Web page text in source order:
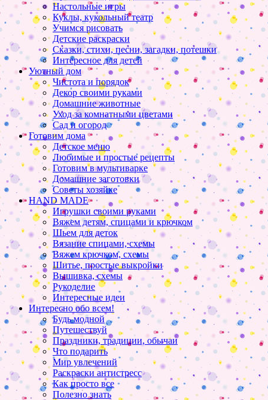
Настольные игры
Куклы, кукольный театр
Учимся рисовать
Детские раскраски
Сказки, стихи, песни, загадки, потешки
Интересное для детей
Уютный дом
Чистота и порядок
Декор своими руками
Домашние животные
Уход за комнатными цветами
Сад и огород
Готовим дома
Детское меню
Любимые и простые рецепты
Готовим в мультиварке
Домашние заготовки
Советы хозяйке
HAND MADE
Игрушки своими руками
Вяжем детям, спицами и крючком
Шьем для деток
Вязание спицами, схемы
Вяжем крючком, схемы
Шитье, простые выкройки
Вышивка, схемы
Рукоделие
Интересные идеи
Интересно обо всем!
Будь модной
Путешествуй
Праздники, традиции, обычаи
Что подарить
Мир увлечений
Раскраски антистресс
Как просто все
Полезно знать